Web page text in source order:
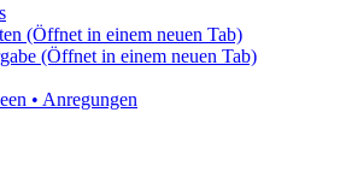
(Öffnet in einem neuen Tab)
(Öffnet in einem neuen Tab)
• Anregungen